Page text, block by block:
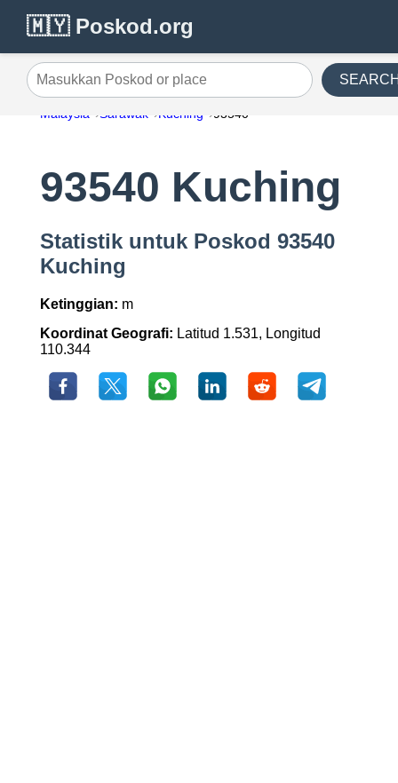
🇲🇾 Poskod.org
Masukkan Poskod or place
Malaysia Sarawak Kuching 93540
93540 Kuching
Statistik untuk Poskod 93540
Kuching
Ketinggian: m
Koordinat Geografi: Latitud 1.531, Longitud
110.344